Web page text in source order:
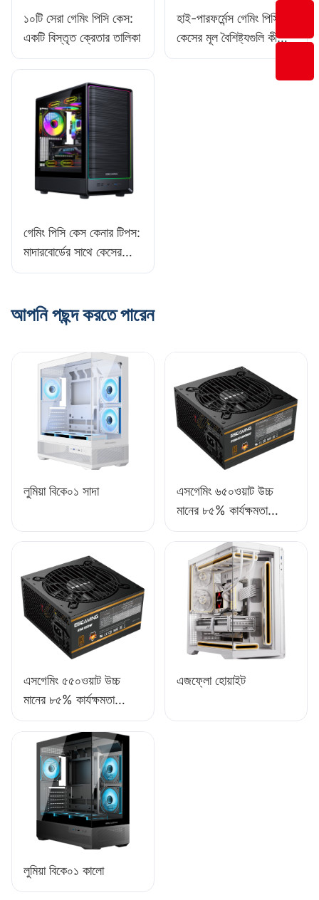
১০টি সেরা গেমিং পিসি কেস:
একটি বিস্তৃত ক্রেতার তালিকা​
হাই-পারফর্মেন্স গেমিং পিসি
কেসের মূল বৈশিষ্ট্যগুলি কী
কী?​
গেমিং পিসি কেস কেনার টিপস:
মাদারবোর্ডের সাথে কেসের
সামঞ্জস্যতা পরীক্ষা করা
আপনি পছন্দ করতে পারেন
লুমিয়া বিকে০১ সাদা
এসগেমিং ৬৫০ওয়াট উচ্চ
মানের ৮৫% কার্যক্ষমতা
সম্পন্ন ফুল-মডিউল ৮০+
ব্রোঞ্জ ডেস্কটপ পিসি পাওয়ার
সাপ্লাই ESB650W
এসগেমিং ৫৫০ওয়াট উচ্চ
মানের ৮৫% কার্যক্ষমতা
সম্পন্ন ৮০+ ব্রোঞ্জ ডেস্কটপ
পিসি পাওয়ার সাপ্লাই
ESB550W
এজফ্লো হোয়াইট
লুমিয়া বিকে০১ কালো